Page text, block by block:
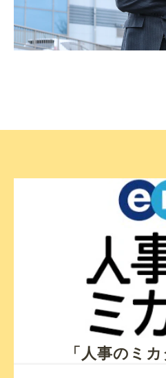
「人事のミ